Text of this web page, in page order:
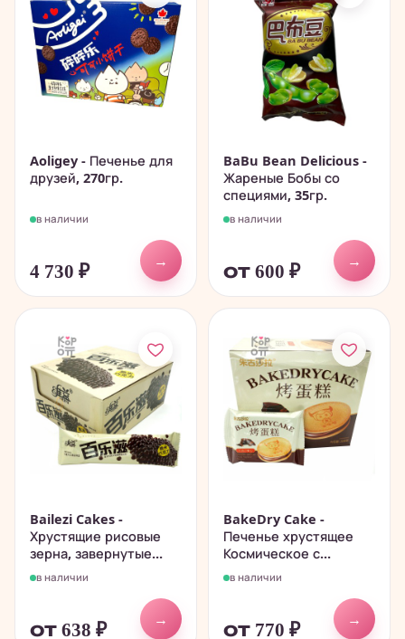
Aoligey - Печенье для
друзей, 270гр.
в наличии
4 730 ₽
→
BaBu Bean Delicious -
Жареные Бобы со
специями, 35гр.
в наличии
от 600 ₽
→
Bailezi Cakes -
Хрустящие рисовые
зерна, завернутые...
в наличии
от 638 ₽
→
BakeDry Cake -
Печенье хрустящее
Космическое с...
в наличии
от 770 ₽
→